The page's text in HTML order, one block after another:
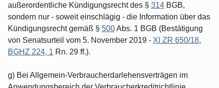
außerordentliche Kündigungsrecht des § 314 BGB,
sondern nur - soweit einschlägig - die Information über das
Kündigungsrecht gemäß § 500Abs. 1 BGB (Bestätigung
von Senatsurteil vom 5. November 2019 - XI ZR 650/18,
BGHZ 224, 1 Rn. 29 ff.).
g) Bei Allgemein-Verbraucherdarlehensverträgen im